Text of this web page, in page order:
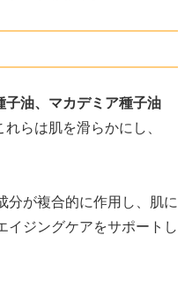
子油、マカデミア種子油
らは肌を滑らかにし、
分が複合的に作用し、肌に
イジングケアをサポートし